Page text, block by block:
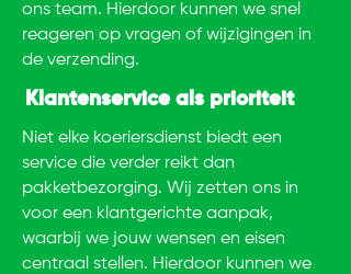
ons team. Hierdoor kunnen we snel
reageren op vragen of wijzigingen in
de verzending.
Klantenservice als prioriteit
Niet elke koeriersdienst biedt een
service die verder reikt dan
pakketbezorging. Wij zetten ons in
voor een klantgerichte aanpak,
waarbij we jouw wensen en eisen
centraal stellen. Hierdoor kunnen we